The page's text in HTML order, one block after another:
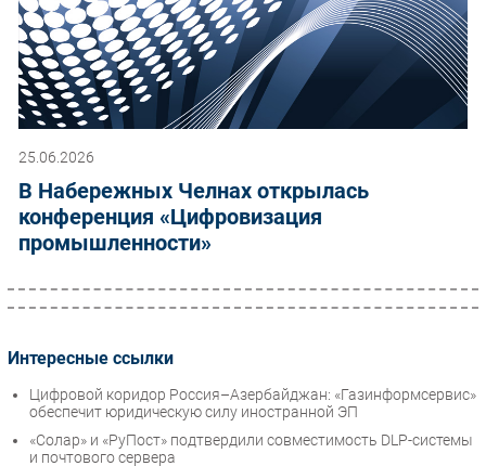
25.06.2026
В Набережных Челнах открылась
конференция «Цифровизация
промышленности»
Интересные ссылки
Цифровой коридор Россия–Азербайджан: «Газинформсервис»
обеспечит юридическую силу иностранной ЭП
«Солар» и «РуПост» подтвердили совместимость DLP-системы
и почтового сервера